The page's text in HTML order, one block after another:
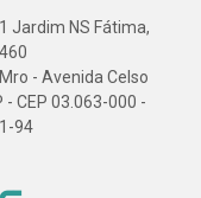
Jardim NS Fátima,
- Avenida Celso
CEP 03.063-000 -
94